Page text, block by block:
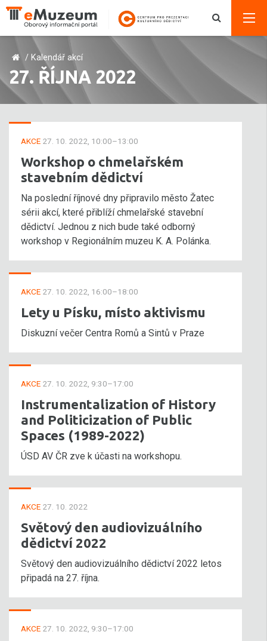
/ Kalendář akcí
27. ŘÍJNA 2022
AKCE 27. 10. 2022, 10:00–13:00
Workshop o chmelařském
stavebním dědictví
Na poslední říjnové dny připravilo město Žatec
sérii akcí, které přiblíží chmelařské stavební
dědictví. Jednou z nich bude také odborný
workshop v Regionálním muzeu K. A. Polánka.
AKCE 27. 10. 2022, 16:00–18:00
Lety u Písku, místo aktivismu
Diskuzní večer Centra Romů a Sintů v Praze
AKCE 27. 10. 2022, 9:30–17:00
Instrumentalization of History
and Politicization of Public
Spaces (1989-2022)
ÚSD AV ČR zve k účasti na workshopu.
AKCE 27. 10. 2022
Světový den audiovizuálního
dědictví 2022
Světový den audiovizuálního dědictví 2022 letos
připadá na 27. října.
AKCE 27. 10. 2022, 9:30–17:00